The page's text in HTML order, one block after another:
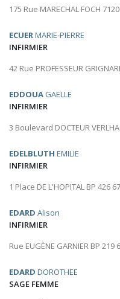
175 Rue MARECHAL FOCH
ECUERMARIE-PIERRE
INFIRMIER
42 Rue PROFESSEUR
EDDOUA GAELLE
INFIRMIER
3 Boulevard DOCTEUR
EDELBLUTH EMILIE
INFIRMIER
1 Place DE L'HOPITAL BP 426
EDARD Alison
INFIRMIER
Rue EUGÈNE GARNIER BP 219
EDARD DOROTHEE
SAGE FEMME